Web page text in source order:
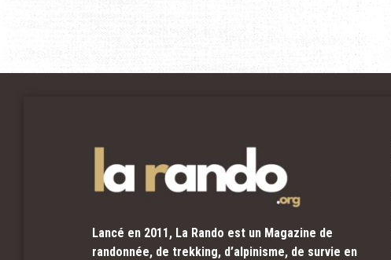
Lancé en 2011, La Rando est un Magazine de
randonnée, de trekking, d’alpinisme, de survie en